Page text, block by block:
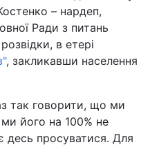
– нардеп,
Ради з питань
в етері
, закликавши населення
так говорити, що ми
його на 100% не
десь просуватися. Для